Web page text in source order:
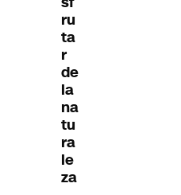
ru
ta
r
de
la
na
tu
ra
le
za